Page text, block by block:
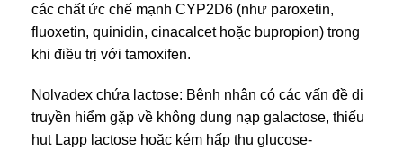
các chất ức chế mạnh CYP2D6 (như paroxetin,
fluoxetin, quinidin, cinacalcet hoặc bupropion) trong
khi điều trị với tamoxifen.
Nolvadex chứa lactose: Bệnh nhân có các vấn đề di
truyền hiểm gặp về không dung nạp galactose, thiếu
hụt Lapp lactose hoặc kém hấp thu glucose-